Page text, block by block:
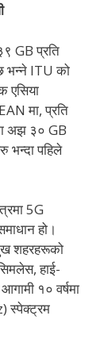
GB प्रति
भन्ने ITU को
एसिया
मा, प्रति
अझ ३० GB
भन्दा पहिले
5G
हो।
शहरहरूको
हाई-
१० वर्षमा
स्पेक्ट्रम